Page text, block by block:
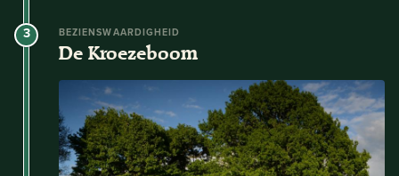
3 BEZIENSWAARDIGHEID
De Kroezeboom